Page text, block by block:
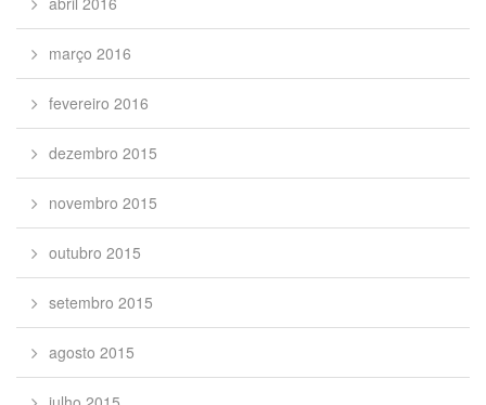
março 2016
fevereiro 2016
dezembro 2015
novembro 2015
outubro 2015
setembro 2015
agosto 2015